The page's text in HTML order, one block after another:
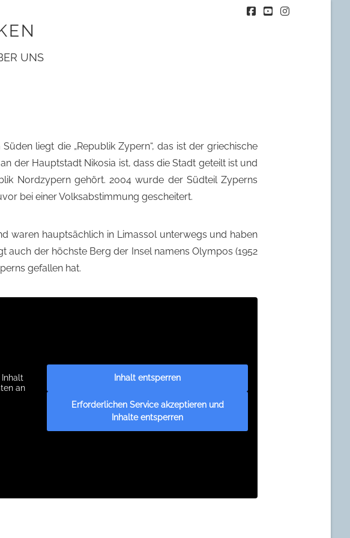
UNS
liegt die „Republik Zypern“, das ist der griechische
der Hauptstadt Nikosia ist, dass die Stadt geteilt ist und
Nordzypern gehört. 2004 wurde der Südteil Zyperns
bei einer Volksabstimmung gescheitert.
waren hauptsächlich in Limassol unterwegs und haben
der höchste Berg der Insel namens Olympos (1952
gefallen hat.
an
Inhalt entsperren
Erforderlichen Service akzeptieren und
Inhalte entsperren